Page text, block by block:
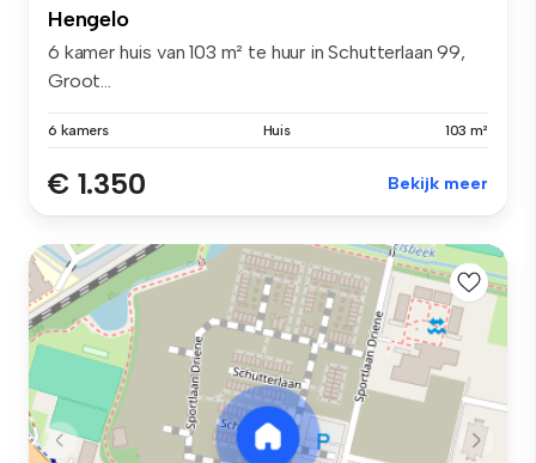
Hengelo
6 kamer huis van 103 m² te huur in Schutterlaan 99,
Groot...
6 kamers Huis 103 m²
€ 1.350 Bekijk meer